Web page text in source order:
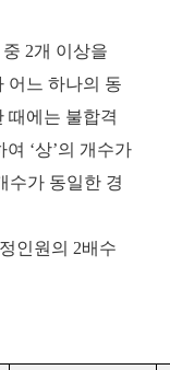
2개 이상을
어느 하나의 동
때에는 불합격
‘상’의 개수가
수가 동일한 경
인원의 2배수